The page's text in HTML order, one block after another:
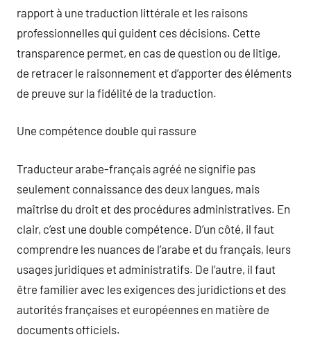
rapport à une traduction littérale et les raisons
professionnelles qui guident ces décisions. Cette
transparence permet, en cas de question ou de litige,
de retracer le raisonnement et d’apporter des éléments
de preuve sur la fidélité de la traduction.
Une compétence double qui rassure
Traducteur arabe-français agréé ne signifie pas
seulement connaissance des deux langues, mais
maîtrise du droit et des procédures administratives. En
clair, c’est une double compétence. D’un côté, il faut
comprendre les nuances de l’arabe et du français, leurs
usages juridiques et administratifs. De l’autre, il faut
être familier avec les exigences des juridictions et des
autorités françaises et européennes en matière de
documents officiels.